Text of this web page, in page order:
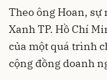
Theo ông Hoan,
Xanh TP. Hồ Chí
của một quá trình
cộng đồng doanh